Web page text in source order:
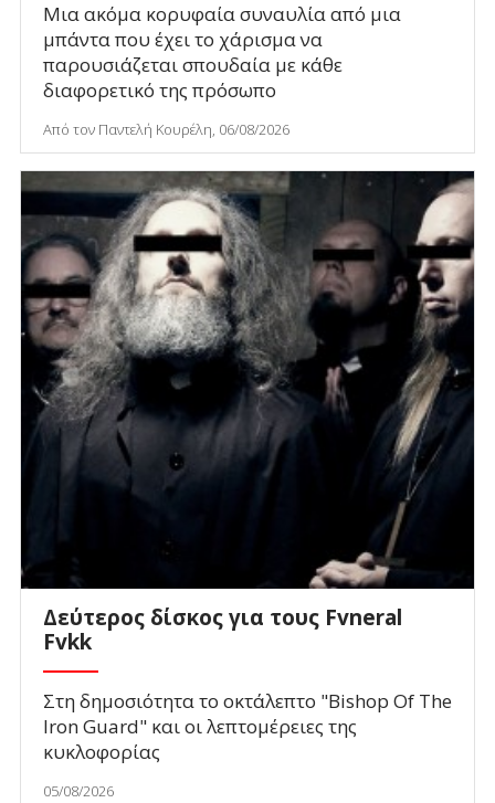
Μια ακόμα κορυφαία συναυλία από μια
μπάντα που έχει το χάρισμα να
παρουσιάζεται σπουδαία με κάθε
διαφορετικό της πρόσωπο
Από τον Παντελή Κουρέλη, 06/08/2026
Δεύτερος δίσκος για τους Fvneral
Fvkk
Στη δημοσιότητα το οκτάλεπτο "Bishop Of The
Iron Guard" και οι λεπτομέρειες της
κυκλοφορίας
05/08/2026